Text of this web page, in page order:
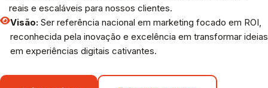
reais e escaláveis para nossos clientes.
Visão: Ser referência nacional em marketing focado em ROI,
reconhecida pela inovação e excelência em transformar ideias
em experiências digitais cativantes.